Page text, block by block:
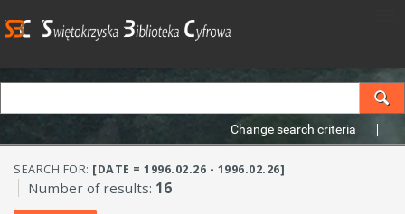
Change search criteria
SEARCH FOR: [DATE = 1996.02.26 - 1996.02.26]
Number of results: 16